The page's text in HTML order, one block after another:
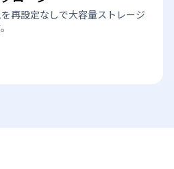
再設定なしで大容量ストレージ